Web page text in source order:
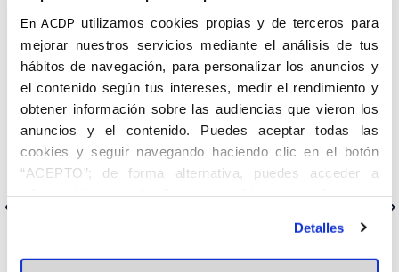
En ACDP utilizamos cookies propias y de terceros para
mejorar nuestros servicios mediante el análisis de tus
hábitos de navegación, para personalizar los anuncios y
el contenido según tus intereses, medir el rendimiento y
obtener información sobre las audiencias que vieron los
anuncios y el contenido. Puedes aceptar todas las
cookies y seguir navegando haciendo clic en el botón
“ACEPTO”; de forma alternativa, puedes acceder a
información más detallada y cambiar tus preferencias
en el botón "Personalizar". Para más información puedes
visitar nuestra Política de Cookies
Detalles
Multitud de medios de comunicación se han hecho eco del
representante de la ACdP, declaró que la muerte no es una
alternativa y que hay que luchar para que todas las personas que
lo necesitan, puedan tener cuidados paliativos.
Del mismo modo, manifestó que es el peor momento para
tramitar una ley como esta y que lo que hay que hacer es cuidar y
acompañar.